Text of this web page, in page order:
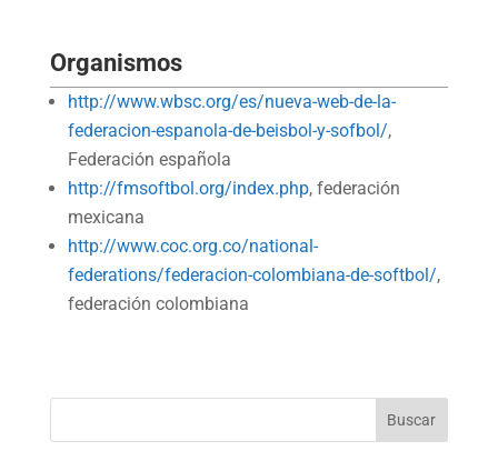
Organismos
http://www.wbsc.org/es/nueva-web-de-la-
federacion-espanola-de-beisbol-y-sofbol/,
Federación española
http://fmsoftbol.org/index.php, federación
mexicana
http://www.coc.org.co/national-
federations/federacion-colombiana-de-softbol/,
federación colombiana